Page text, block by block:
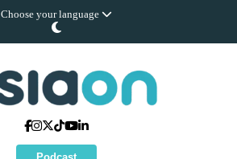
Choose your language